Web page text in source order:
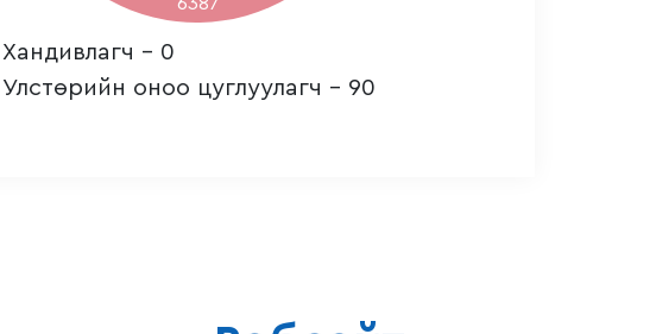
Хандивлагч - 0
Улстөрийн оноо цуглуулагч - 90